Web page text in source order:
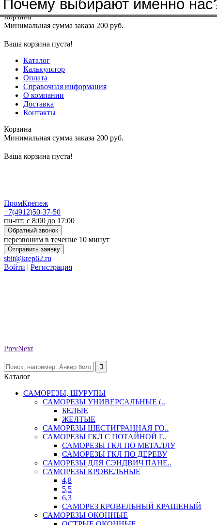
Меню+7(4912)50-37-50sbit@krep62.ru
Корзина
Минимальная сумма заказа 200 руб.
Ваша корзина пуста!
Каталог
Калькулятор
Оплата
Справочная информация
О компании
Доставка
Контакты
Корзина
Минимальная сумма заказа 200 руб.
Ваша корзина пуста!
ПромКрепеж
+7(4912)50-37-50
пн-пт: с 8:00 до 17:00
Обратный звонок
перезвоним в течение 10 минут
Отправить заявку
sbit@krep62.ru
Войти | Регистрация
PrevNext
Каталог
САМОРЕЗЫ, ШУРУПЫ
САМОРЕЗЫ УНИВЕРСАЛЬНЫЕ (..
БЕЛЫЕ
ЖЕЛТЫЕ
САМОРЕЗЫ ШЕСТИГРАННАЯ ГО..
САМОРЕЗЫ ГКЛ С ПОТАЙНОЙ Г..
САМОРЕЗЫ ГКЛ ПО МЕТАЛЛУ
САМОРЕЗЫ ГКЛ ПО ДЕРЕВУ
САМОРЕЗЫ ДЛЯ СЭНДВИЧ ПАНЕ..
САМОРЕЗЫ КРОВЕЛЬНЫЕ
4,8
5,5
6,3
САМОРЕЗ КРОВЕЛЬНЫЙ КРАШЕНЫЙ
САМОРЕЗЫ ОКОННЫЕ
Почему выбирают именно